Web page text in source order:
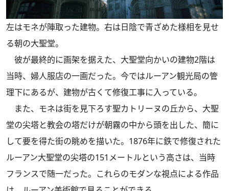
左はモネが陣取った建物。右は日陰で青ざめた様相を見せ
る朝の大聖堂。
彼が最終的に画架を据えた、大聖堂向かいの建物2階は
当時、婦人服店の一画だった。今ではルーアン観光局の管
理下にあるが、建物が古くて修復工事に入っている。
また、モネは街を見下ろす聖カトリーヌの丘から、大聖
堂の尖塔と教会の塔だけが朝霧の中から頭を出した、簡に
して要を得た街の眺めを描いた。1876年に鉄で修復された
ルーアン大聖堂の尖塔の151メートルという高さは、当時
フランスで随一だった。これらのモダンな視点による作品